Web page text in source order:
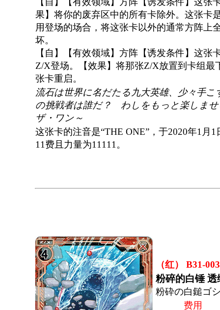
果】将你的废弃区中的所有卡除外。这张卡
用登场的场合，将这张卡以外的通常方阵上
坏。
【自】【有效领域】方阵【诱发条件】这张
Z/X登场。【效果】将那张Z/X放置到卡组最
张卡重启。
流石は世界に名だたる九大英雄、少々手こ
の挑戦者は誰だ？ わしをもっと楽しま
ザ・ワン～
这张卡的注音是“THE ONE”，于2020年1月1
11费且力量为11111。
（红） B31-
粉碎的白锤
粉砕の白鎚ゴ
费用